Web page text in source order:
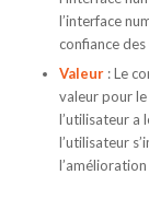
l’interface
confiance
Valeur: Le
valeur pour
l’utilisateur a
l’utilisateur